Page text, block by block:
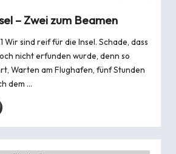
– Zwei zum Beamen
Wir sind reif für die Insel. Schade, dass
nicht erfunden wurde, denn so
Warten am Flughafen, fünf Stunden
dem …